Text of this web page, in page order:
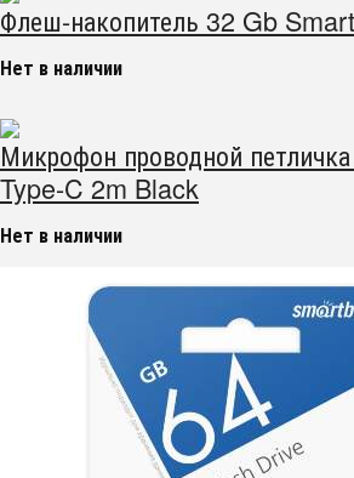
Флеш-накопитель 32 Gb
Нет в наличии
Микрофон проводной
Type-C 2m Black
Нет в наличии